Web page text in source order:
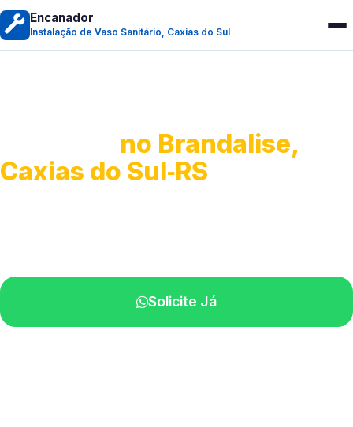
Encanador
Instalação de Vaso Sanitário, Caxias do Sul
no Brandalise,
Caxias do Sul‑RS
Solicite Já